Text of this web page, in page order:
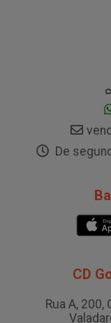
De
CD
Rua A, 200,